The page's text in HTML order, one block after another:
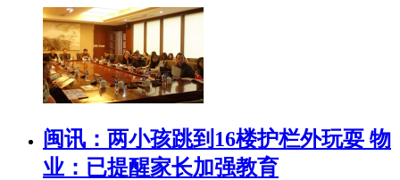
闽讯：两小孩跳到16楼护栏外玩耍 物
业：已提醒家长加强教育